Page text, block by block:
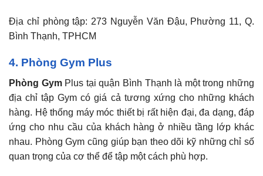
Địa chỉ phòng tập: 273 Nguyễn Văn Đậu, Phường 11, Q.
Bình Thạnh, TPHCM
4. Phòng Gym Plus
Phòng GymPlus tại quận Bình Thạnh là một trong những
địa chỉ tập Gym có giá cả tương xứng cho những khách
hàng. Hệ thống máy móc thiết bị rất hiện đại, đa dạng, đáp
ứng cho nhu cầu của khách hàng ở nhiều tầng lớp khác
nhau. Phòng Gym cũng giúp bạn theo dõi kỹ những chỉ số
quan trọng của cơ thể để tập một cách phù hợp.